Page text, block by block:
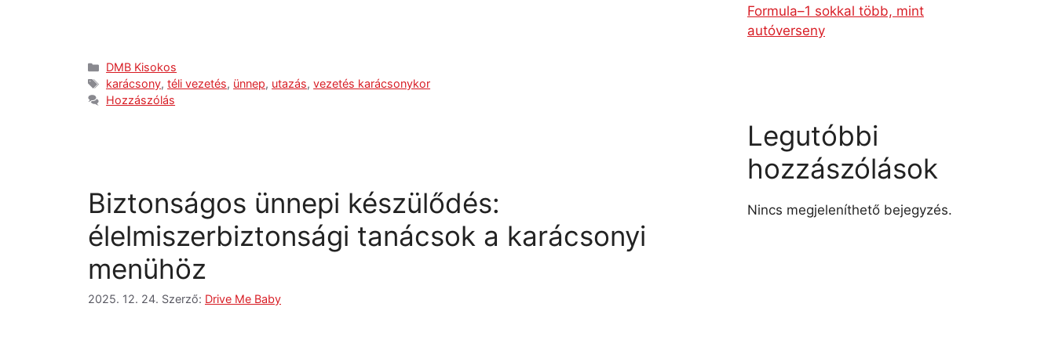
DMB Kisokos
karácsony,téli vezetés, ünnep, utazás,vezetés karácsonykor
Hozzászólás
Biztonságos ünnepi készülődés:
élelmiszerbiztonsági tanácsok a karácsonyi
menühöz
2025. 12. 24. Szerző: Drive Me Baby
Formula–1 sokkal több, mint
autóverseny
Legutóbbi
hozzászólások
Nincs megjeleníthető bejegyzés.